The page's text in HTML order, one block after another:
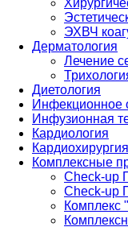
ЭХВЧ
Дерматология
Лечение
Диетология
Инфекционное
Инфузионная
Кардиология
Кардиохирургия
Комплексные
Check-up
Check-up
Комплекс